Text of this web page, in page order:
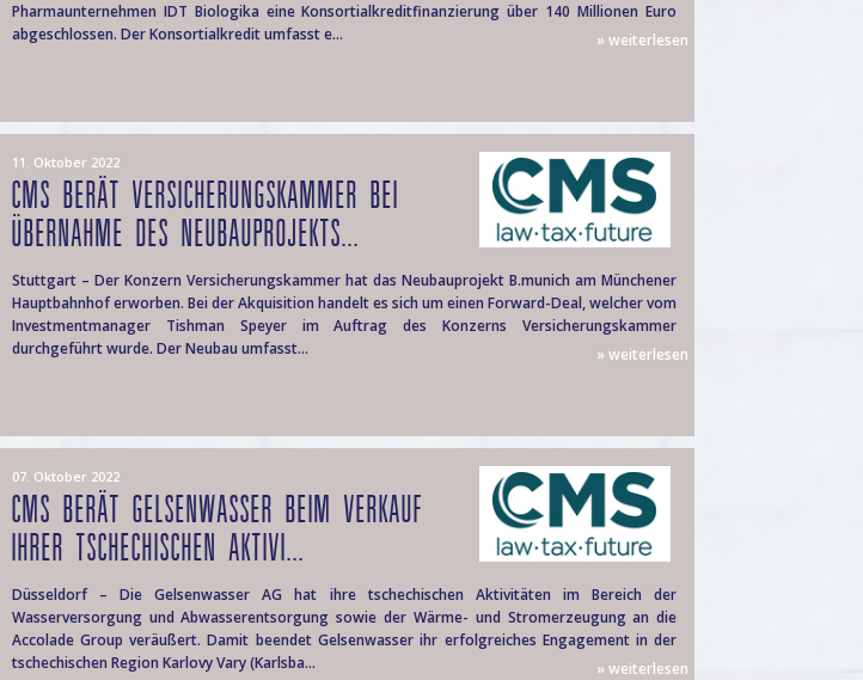
Pharmaunternehmen IDT Biologika eine Konsortialkreditfinanzierung über 140 Millionen Euro
abgeschlossen. Der Konsortialkredit umfasst e...
» weiterlesen
11. Oktober 2022
CMS BERÄT VERSICHERUNGSKAMMER BEI
ÜBERNAHME DES NEUBAUPROJEKTS...
Stuttgart – Der Konzern Versicherungskammer hat das Neubauprojekt B.munich am Münchener
Hauptbahnhof erworben. Bei der Akquisition handelt es sich um einen Forward-Deal, welcher vom
Investmentmanager Tishman Speyer im Auftrag des Konzerns Versicherungskammer
durchgeführt wurde. Der Neubau umfasst...
» weiterlesen
07. Oktober 2022
CMS BERÄT GELSENWASSER BEIM VERKAUF
IHRER TSCHECHISCHEN AKTIVI...
Düsseldorf – Die Gelsenwasser AG hat ihre tschechischen Aktivitäten im Bereich der
Wasserversorgung und Abwasserentsorgung sowie der Wärme- und Stromerzeugung an die
Accolade Group veräußert. Damit beendet Gelsenwasser ihr erfolgreiches Engagement in der
tschechischen Region Karlovy Vary (Karlsba...
» weiterlesen